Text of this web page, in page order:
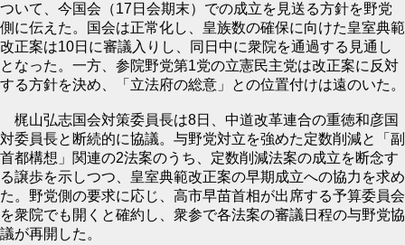
ついて、今国会（17日会期末）での成立を見送る方針を野党
側に伝えた。国会は正常化し、皇族数の確保に向けた皇室典範
改正案は10日に審議入りし、同日中に衆院を通過する見通し
となった。一方、参院野党第1党の立憲民主党は改正案に反対
する方針を決め、「立法府の総意」との位置付けは遠のいた。
梶山弘志国会対策委員長は8日、中道改革連合の重徳和彦国
対委員長と断続的に協議。与野党対立を強めた定数削減と「副
首都構想」関連の2法案のうち、定数削減法案の成立を断念す
る譲歩を示しつつ、皇室典範改正案の早期成立への協力を求め
た。野党側の要求に応じ、高市早苗首相が出席する予算委員会
を衆院でも開くと確約し、衆参で各法案の審議日程の与野党協
議が再開した。